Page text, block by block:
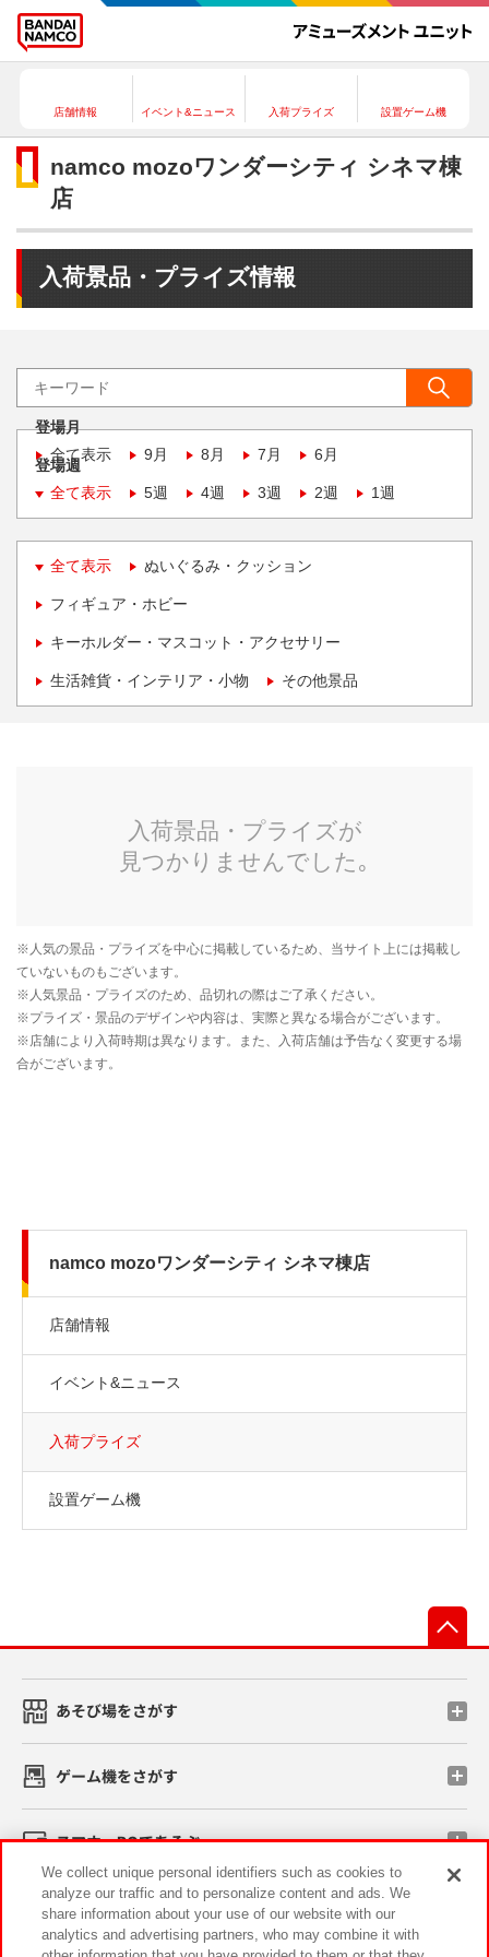
店舗情報 イベント&ニュース 入荷プライズ 設置ゲーム機
namco mozoワンダーシティ シネマ棟
店
入荷景品・プライズ情報
登場月
全て表示
9月 8月 7月 6月
登場週
全て表示
5週 4週 3週 2週 1週
全て表示 ぬいぐるみ・クッション
フィギュア・ホビー
キーホルダー・マスコット・アクセサリー
生活雑貨・インテリア・小物 その他景品
namco mozoワンダーシティ シネマ棟店
店舗情報
イベント&ニュース
入荷プライズ
設置ゲーム機
あそび場をさがす
ゲーム機をさがす
スマホ・PCであそぶ
イベント・キャンペーン
We collect unique personal identifiers such as cookies to
analyze our traffic and to personalize content and ads. We
share information about your use of our website with our
analytics and advertising partners, who may combine it with